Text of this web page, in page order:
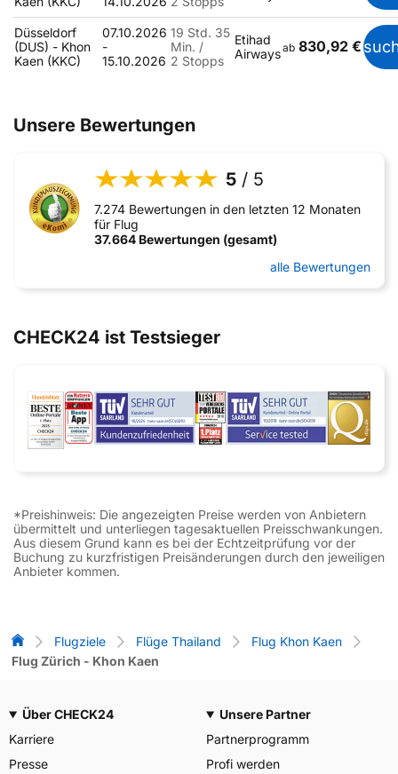
Düsseldorf
(DUS) - Khon
Kaen (KKC)
07.10.2026
-
15.10.2026
19 Std. 35
Min. /
2 Stopps
Etihad
Airwaysab 830,92 €
Unsere Bewertungen
5 / 5
7.274 Bewertungen in den letzten 12 Monaten
für Flug
37.664 Bewertungen (gesamt)
alle Bewertungen
CHECK24 ist Testsieger
*Preishinweis: Die angezeigten Preise werden von Anbietern
übermittelt und unterliegen tagesaktuellen Preisschwankungen.
Aus diesem Grund kann es bei der Echtzeitprüfung vor der
Buchung zu kurzfristigen Preisänderungen durch den jeweiligen
Anbieter kommen.
Flug-Vergleich
Flugziele Flüge Thailand
Flug Khon Kaen
Flug Zürich - Khon Kaen
Über CHECK24
Karriere
Presse
Unsere Partner
Partnerprogramm
Profi werden